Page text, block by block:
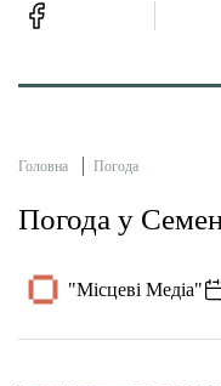
Головна Погода
Погода у
"Місцеві Медіа"